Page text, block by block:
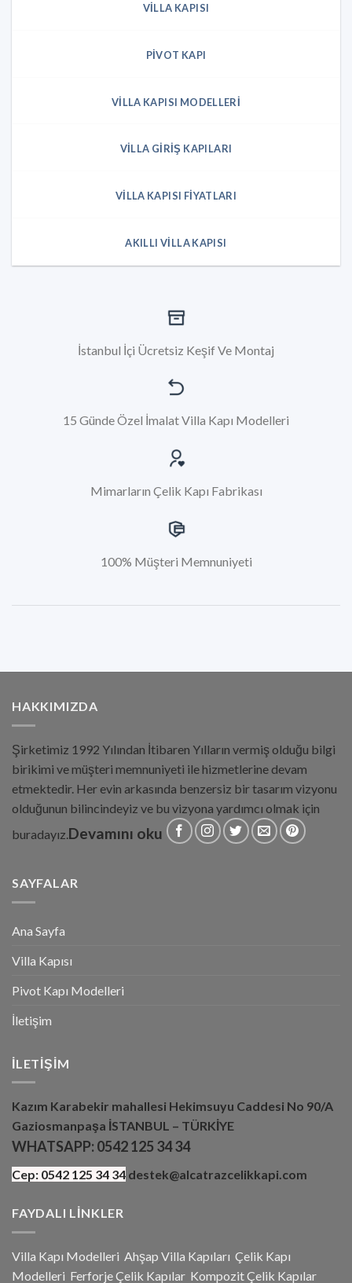
VILLA KAPISI
PIVOT KAPI
VILLA KAPISI MODELLERI
VILLA GIRIŞ KAPILARI
VILLA KAPISI FIYATLARI
AKILLI VILLA KAPISI
İstanbul İçi Ücretsiz Keşif Ve Montaj
15 Günde Özel İmalat Villa Kapı Modelleri
Mimarların Çelik Kapı Fabrikası
100% Müşteri Memnuniyeti
HAKKIMIZDA
Şirketimiz 1992 Yılından İtibaren Yılların vermiş olduğu bilgi
birikimi ve müşteri memnuniyeti ile hizmetlerine devam
etmektedir. Her evin arkasında benzersiz bir tasarım vizyonu
olduğunun bilincindeyiz ve bu vizyona yardımcı olmak için
buradayız.Devamını oku
SAYFALAR
Ana Sayfa
Villa Kapısı
Pivot Kapı Modelleri
İletişim
İLETIŞIM
Kazım Karabekir mahallesi Hekimsuyu Caddesi No 90/A
Gaziosmanpaşa İSTANBUL – TÜRKİYE
WHATSAPP: 0542 125 34 34
Cep: 0542 125 34 34 destek@alcatrazcelikkapi.com
FAYDALI LINKLER
Villa Kapı Modelleri Ahşap Villa Kapıları Çelik Kapı
Modelleri Ferforje Çelik Kapılar Kompozit Çelik Kapılar